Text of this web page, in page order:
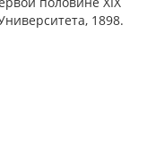
1898.